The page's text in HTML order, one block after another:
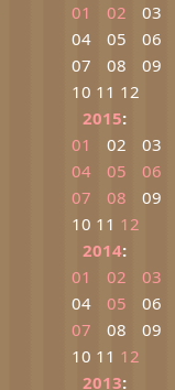
01
02
03
04
05
06
07
08
09
10 11 12
2015:
01
02
03
04
05
06
07
08
09
10 11 12
2014:
01
02
03
04
05
06
07
08
09
10 11 12
2013: